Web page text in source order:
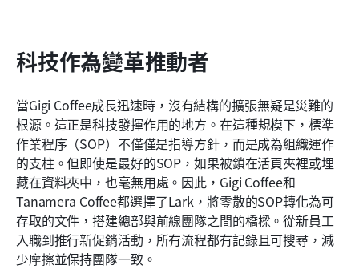
科技作為變革推動者
當Gigi Coffee成長迅速時，沒有結構的擴張無疑是災難的
根源。這正是科技發揮作用的地方。在這種規模下，標準
作業程序（SOP）不僅僅是指導方針，而是成為組織運作
的支柱。但即使是最好的SOP，如果被鎖在活頁夾裡或埋
藏在資料夾中，也毫無用處。因此，Gigi Coffee和
Tanamera Coffee都選擇了Lark，將零散的SOP轉化為可
存取的文件，搭建總部與前線團隊之間的橋樑。從新員工
入職到推行新促銷活動，所有流程都有記錄且可搜尋，減
少摩擦並保持團隊一致。